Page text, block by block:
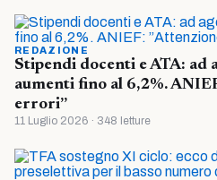
REDAZIONE
Stipendi docenti e ATA: ad
aumenti fino al 6,2%.
errori”
11 Luglio 2026 · 348 letture